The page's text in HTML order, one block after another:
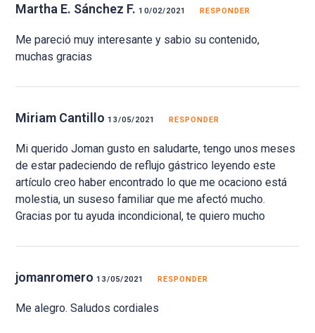
Martha E. Sánchez F.10/02/2021 RESPONDER
Me pareció muy interesante y sabio su contenido,
muchas gracias
Miriam Cantillo13/05/2021 RESPONDER
Mi querido Joman gusto en saludarte, tengo unos meses
de estar padeciendo de reflujo gástrico leyendo este
artículo creo haber encontrado lo que me ocaciono está
molestia, un suseso familiar que me afectó mucho.
Gracias por tu ayuda incondicional, te quiero mucho
jomanromero13/05/2021 RESPONDER
Me alegro. Saludos cordiales